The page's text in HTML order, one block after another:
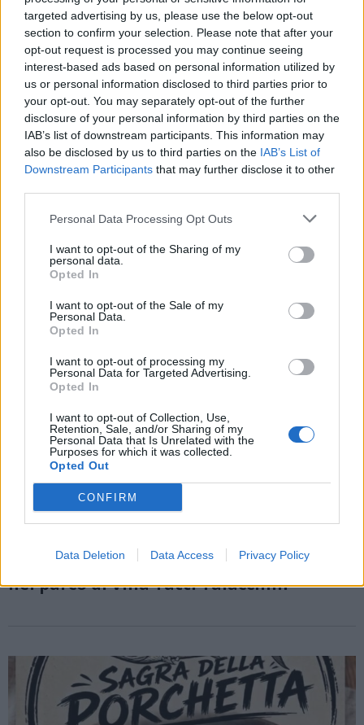
targeted advertising by us, please use the below opt-out
section to confirm your selection. Please note that after your
opt-out request is processed you may continue seeing
interest-based ads based on personal information utilized by
us or personal information disclosed to third parties prior to
your opt-out. You may separately opt-out of the further
disclosure of your personal information by third parties on the
IAB’s list of downstream participants. This information may
also be disclosed by us to third parties on the IAB’s List of
Downstream Participants that may further disclose it to other
Personal Data Processing Opt Outs
I want to opt-out of the Sharing of my
personal data.
Opted In
I want to opt-out of the Sale of my
Personal Data.
Opted In
I want to opt-out of processing my
Personal Data for Targeted Advertising.
Opted In
I want to opt-out of Collection, Use,
Retention, Sale, and/or Sharing of my
Personal Data that Is Unrelated with the
Purposes for which it was collected.
Opted Out
CONFIRM
Data Deletion Data Access Privacy Policy
ADV
ALTRE NOTIZIE DI COMERIO
Hiroshima e Nagasaki con un incontro
nel parco di Villa Tatti Talacchini